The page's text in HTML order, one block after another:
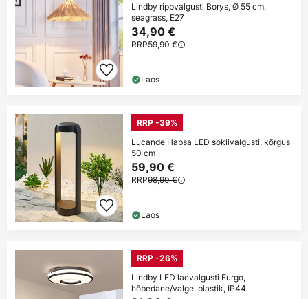
Lindby rippvalgusti Borys, Ø 55 cm,
seagrass, E27
34,90 €
RRP59,90 €
Laos
RRP -39%
Lucande Habsa LED soklivalgusti, kõrgus
50 cm
59,90 €
RRP98,90 €
Laos
RRP -26%
Lindby LED laevalgusti Furgo,
hõbedane/valge, plastik, IP44